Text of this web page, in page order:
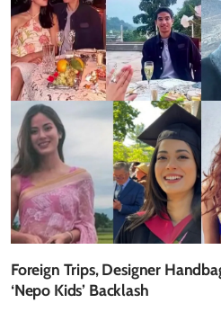
Foreign Trips, Designer
‘Nepo Kids’ Backlash